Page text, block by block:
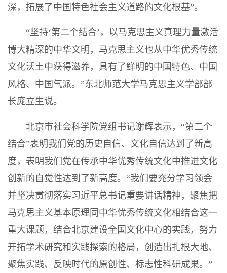
深，拓展了中国特色社会主义道路的文化根基”。
“坚持‘第二个结合’，以马克思主义真理力量激活
博大精深的中华文明，马克思主义也从中华优秀传统
文化沃土中获得滋养，具有了鲜明的中国特色、中国
风格、中国气派。”东北师范大学马克思主义学部部
长庞立生说。
北京市社会科学院党组书记谢辉表示，“第二个
结合”表明我们党的历史自信、文化自信达到了新高
度，表明我们党在传承中华优秀传统文化中推进文化
创新的自觉性达到了新高度。“我们要充分学习领会
并坚决贯彻落实习近平总书记重要讲话精神，聚焦把
马克思主义基本原理同中华优秀传统文化相结合这一
重大课题，结合北京建设全国文化中心的实践，努力
开拓学术研究和实践探索的格局，创造出扎根大地、
聚焦实践、反映时代的原创性、标志性科研成果。”